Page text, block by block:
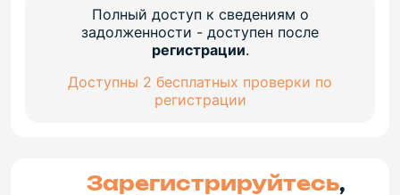
Полный доступ к сведениям о
задолженности - доступен после
регистрации.
Доступны 2 бесплатных проверки по
регистрации
Зарегистрируйтесь,